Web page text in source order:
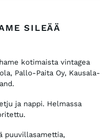
SILEÄÄ
kotimaista vintagea
Pallo-Paita Oy, Kausala-
ja nappi. Helmassa
puuvillasamettia,